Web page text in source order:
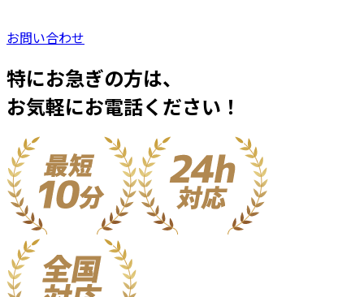
お問い合わせ
特にお急ぎの方は、
お気軽にお電話ください！